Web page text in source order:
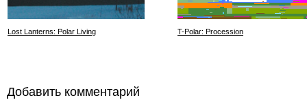
Lost Lanterns: Polar Living T-Polar: Procession
Добавить комментарий